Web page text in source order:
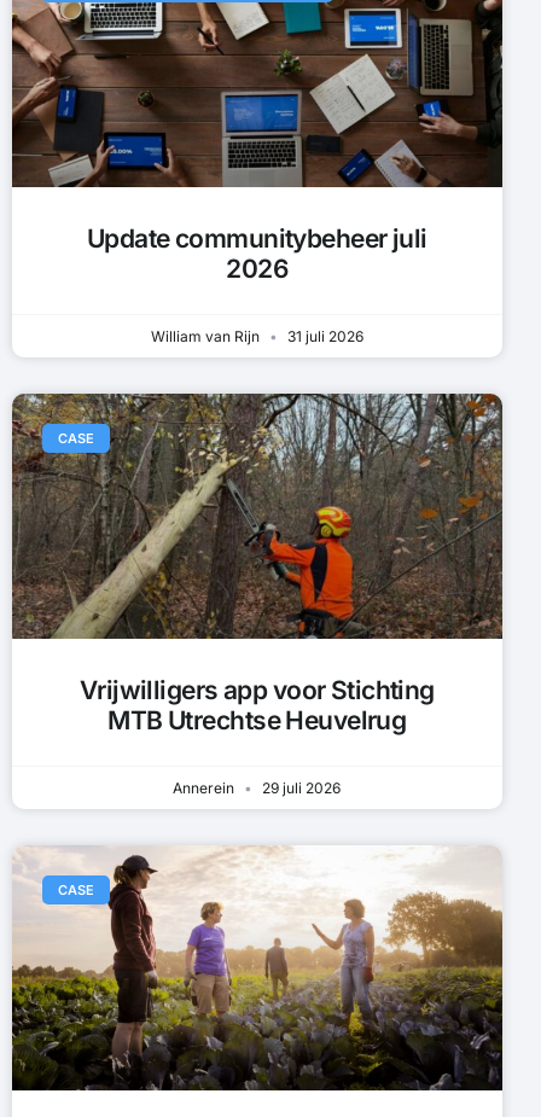
Update communitybeheer juli
2026
William van Rijn 31 juli 2026
CASE
Vrijwilligers app voor Stichting
MTB Utrechtse Heuvelrug
Annerein 29 juli 2026
CASE